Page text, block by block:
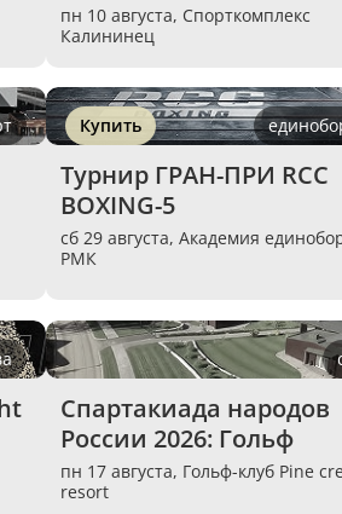
пн 10 августа, Спорткомплекс
Калининец
Купить
Турнир ГРАН-ПРИ RCC
BOXING-5
сб 29 августа, Академия
РМК
Спартакиада народов
России 2026: Гольф
пн 17 августа, Гольф-клуб Pine
resort